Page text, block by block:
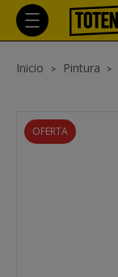
Inicio Pintura
OFERTA